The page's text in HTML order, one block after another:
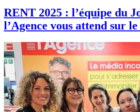
RENT 2025 : l’équipe du
l’Agence vous attend sur